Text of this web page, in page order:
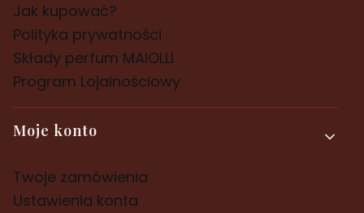
Jak kupować?
Polityka prywatności
Składy perfum MAIOLLI
Program Lojalnościowy
Moje konto
Twoje zamówienia
Ustawienia konta